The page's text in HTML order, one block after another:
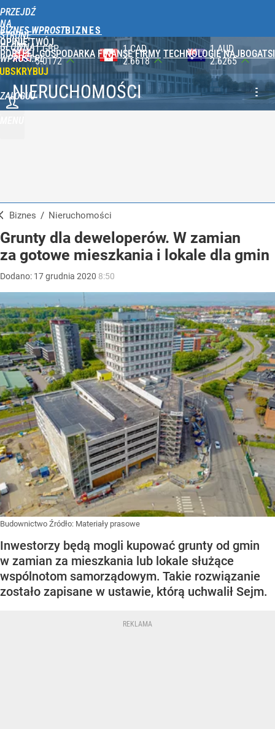
PRZEJDŹ
NA
STRONĘ
GŁÓWNĄ
WPROST.PL
BIZNES WPROST
OPINIE TWÓJ
PORTFEL GOSPODARKA FINANSE FIRMY TECHNOLOGIE NAJBOGATSI
ZALOGUJ
1 CAD
2.6618
1 AUD
2.6265
100 JPY
2.3565
NIERUCHOMOŚCI
Biznes / Nieruchomości
Grunty dla deweloperów. W zamian
za gotowe mieszkania i lokale dla gmin
Dodano: 17grudnia 2020 8:50
Budownictwo Źródło: Materiały prasowe
Inwestorzy będą mogli kupować grunty od gmin
w zamian za mieszkania lub lokale służące
wspólnotom samorządowym. Takie rozwiązanie
zostało zapisane w ustawie, którą uchwalił Sejm.